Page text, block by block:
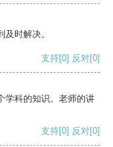
时解决。
支持[0] 反对[0]
学科的知识。老师的讲
支持[0] 反对[0]